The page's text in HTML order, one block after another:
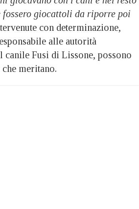
fossero giocattoli da riporre poi
con determinazione,
alle autorità
Fusi di Lissone, possono
meritano.